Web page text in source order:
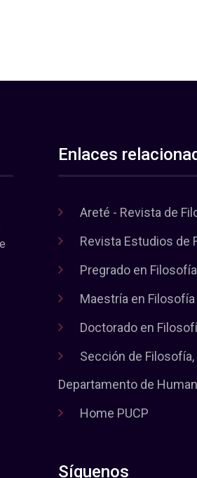
Enlaces
Areté - Revista de
Revista Estudios de
Pregrado en Filosofía
Maestría en Filosofía
Doctorado en
Sección de Filosofía,
Departamento de
Home PUCP
Síguenos